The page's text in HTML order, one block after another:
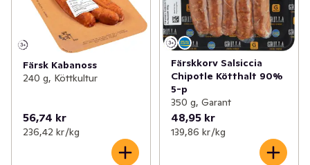
Färsk Kabanoss
240 g, Köttkultur
56,74 kr
236,42 kr /kg
Färskkorv Salsiccia
Chipotle Kötthalt 90%
5-p
350 g, Garant
48,95 kr
139,86 kr /kg